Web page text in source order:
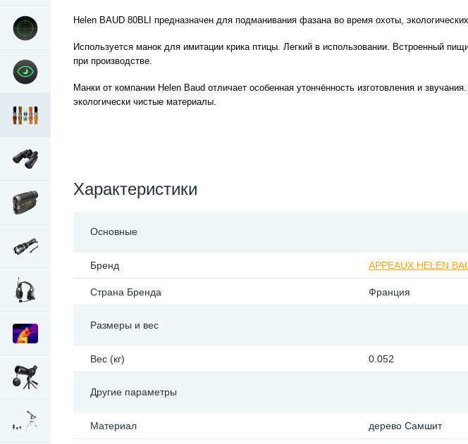
Helen BAUD 80BLI предназначен для подманивания фазана во время охоты,
Используется манок для имитации крика птицы. Легкий в использовании. Встроенный
при производстве.
Манки от компании Helen Baud отличает особенная утончённость изготовления и
экологически чистые материалы.
Характеристики
Основные
Бренд APPEAUX HELEN
Страна Бренда Франция
Размеры и вес
Вес (кг) 0.052
Другие параметры
Материал дерево Самшит